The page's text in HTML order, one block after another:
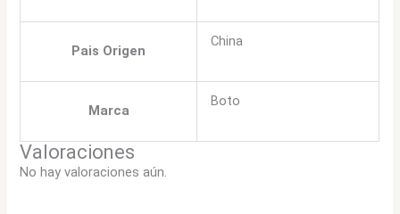
Pais Origen
China
Marca
Boto
Valoraciones
No hay valoraciones aún.